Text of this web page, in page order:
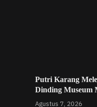
Putri Karang
Dinding Museum
Agustus 7, 2026